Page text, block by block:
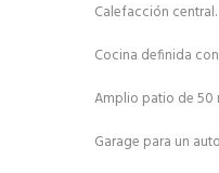
Calefacción central.
Cocina definida
Amplio patio de 50
Garage para un